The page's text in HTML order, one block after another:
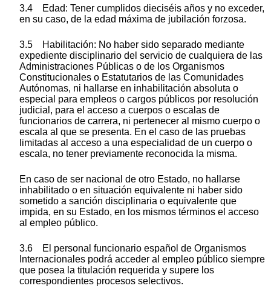
3.4 Edad: Tener cumplidos dieciséis años y no exceder,
en su caso, de la edad máxima de jubilación forzosa.
3.5 Habilitación: No haber sido separado mediante
expediente disciplinario del servicio de cualquiera de las
Administraciones Públicas o de los Organismos
Constitucionales o Estatutarios de las Comunidades
Autónomas, ni hallarse en inhabilitación absoluta o
especial para empleos o cargos públicos por resolución
judicial, para el acceso a cuerpos o escalas de
funcionarios de carrera, ni pertenecer al mismo cuerpo o
escala al que se presenta. En el caso de las pruebas
limitadas al acceso a una especialidad de un cuerpo o
escala, no tener previamente reconocida la misma.
En caso de ser nacional de otro Estado, no hallarse
inhabilitado o en situación equivalente ni haber sido
sometido a sanción disciplinaria o equivalente que
impida, en su Estado, en los mismos términos el acceso
al empleo público.
3.6 El personal funcionario español de Organismos
Internacionales podrá acceder al empleo público siempre
que posea la titulación requerida y supere los
correspondientes procesos selectivos.